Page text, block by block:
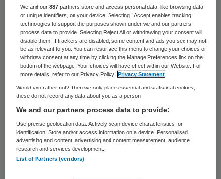
naar het verminderen van antibiotica bij
kinderen met koorts op de spoedeisende
hulp. Zij heeft hiervoor een subsidie van
ruim 550.000 euro ontvangen van het
ZonMW-programma Goed Gebruik
Geneesmiddelen en het Innovatiefonds
Zorgverzekeraars.
Bij kinderen tot vijf jaar met koorts zijn lage
luchtweginfecties, zoals longontsteking, de
meest voorkomende reden om antibiotica
voor te schrijven. Oostenbrink: “Maar het
We and our887 partners store and access personal data, like browsing data
or unique identifiers, on your device. Selecting I Accept enables tracking
technologies to support the purposes shown under we and our partners
process data to provide. Selecting Reject All or withdrawing your consent will
disable them. If trackers are disabled, some content and ads you see may not
be as relevant to you. You can resurface this menu to change your choices or
withdraw consent at any time by clicking the Manage Preferences link on the
bottom of the webpage. Your choices will have effect within our Website. For
more details, refer to our Privacy Policy.
Privacy Statement
Would you rather not? Then we only place essential and statistical cookies,
these do not record any data about you as a person
We and our partners process data to provide:
Use precise geolocation data. Actively scan device characteristics for
identification. Store and/or access information on a device. Personalised
advertising and content, advertising and content measurement, audience
research and services development.
List of Partners (vendors)